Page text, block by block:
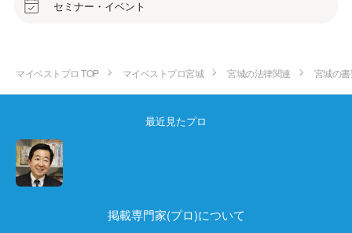
セミナー・イベント
マイベストプロ TOP マイベストプロ宮城 宮城の法律関連 宮城の
最近見たプロ
掲載専門家(プロ)について